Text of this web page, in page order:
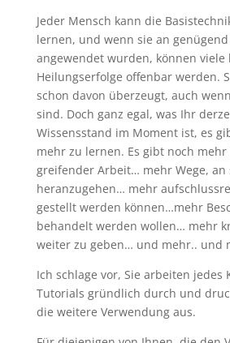
Jeder Mensch kann die
lernen, und wenn sie an
angewendet wurden, können viele
Heilungserfolge offenbar werden.
schon davon überzeugt, auch
sind. Doch ganz egal, was Ihr
Wissensstand im Moment ist, es
mehr zu lernen. Es gibt noch
greifender Arbeit… mehr Wege, an
heranzugehen… mehr
gestellt werden können…mehr
behandelt werden wollen… mehr
weiter zu geben… und mehr.. und
Ich schlage vor, Sie arbeiten jedes
Tutorials gründlich durch und
die weitere Verwendung aus.